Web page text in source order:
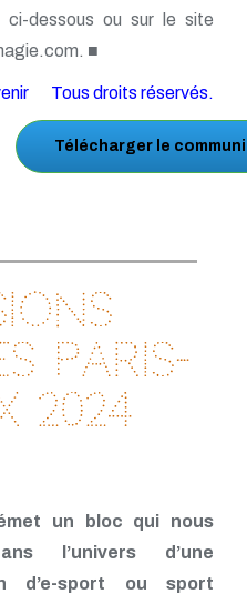
dessous ou sur le site
■
Tous droits réservés.
Télécharger le
Paris-
2024
un bloc qui nous
l’univers d’une
d’e-sport ou sport